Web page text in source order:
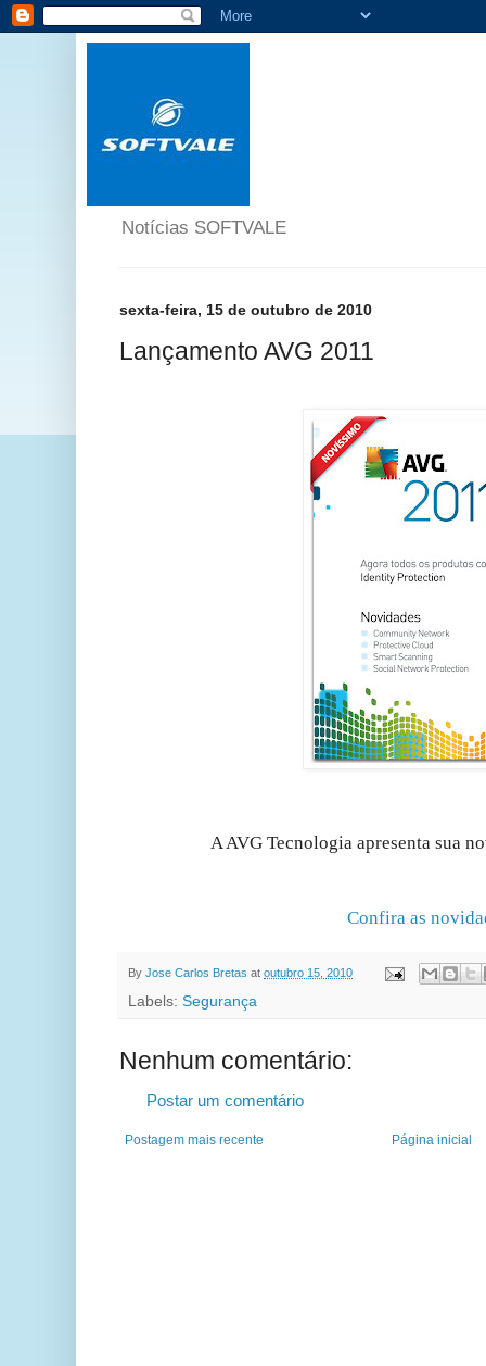
Notícias SOFTVALE
sexta-feira, 15 de outubro de 2010
Lançamento AVG 2011
A AVG Tecnologia apresenta sua
Confira as
By Jose Carlos Bretas at outubro 15, 2010
Labels: Segurança
Nenhum comentário:
Postar um comentário
Postagem mais recente Página inicial